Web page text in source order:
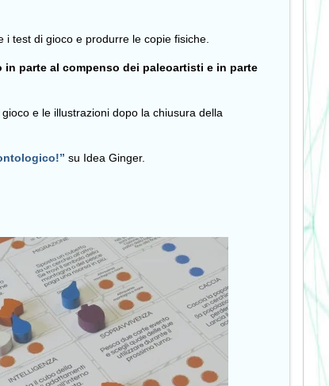
test di gioco e produrre le copie fisiche.
parte al compenso dei paleoartisti e in parte
e le illustrazioni dopo la chiusura della
su Idea Ginger.